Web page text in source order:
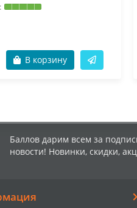
В корзину
Баллов дарим всем за
новости! Новинки, скидки,